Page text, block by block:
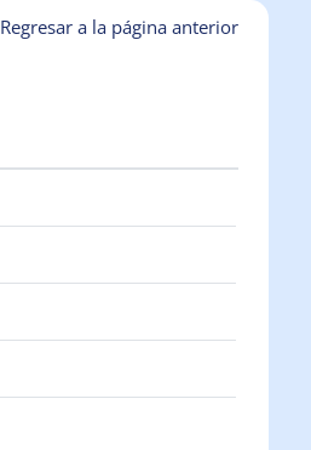
Regresar a la página anterior